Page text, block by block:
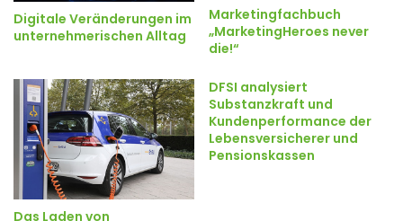
Digitale Veränderungen im
unternehmerischen Alltag
Marketingfachbuch
„MarketingHeroes never
die!“
Das Laden von
DFSI analysiert
Substanzkraft und
Kundenperformance der
Lebensversicherer und
Pensionskassen